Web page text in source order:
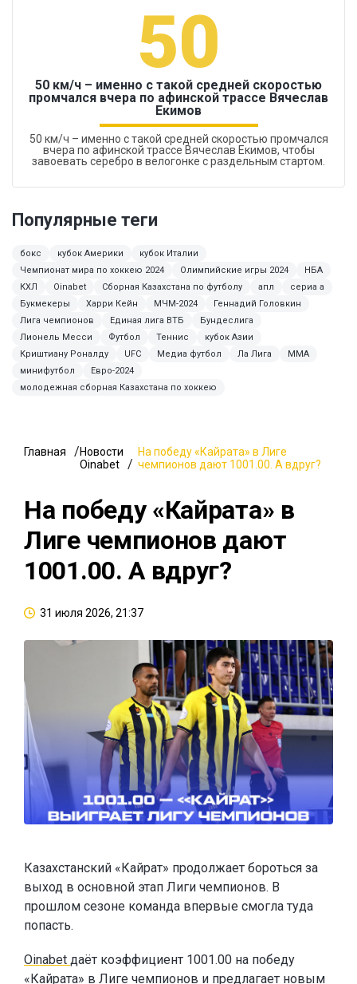
50
50 км/ч – именно с такой средней скоростью
промчался вчера по афинской трассе Вячеслав
Екимов
50 км/ч – именно с такой средней скоростью промчался
вчера по афинской трассе Вячеслав Екимов, чтобы
завоевать серебро в велогонке с раздельным стартом.
Популярные теги
бокс кубок Америки
кубок Италии
Чемпионат мира по хоккею 2024
Олимпийские игры 2024
НБА
КХЛ
Oinabet Сборная Казахстана по футболу апл
сериа а
Букмекеры
Харри Кейн МЧМ-2024
Геннадий Головкин
Лига чемпионов
Единая лига ВТБ
Бундеслига
Лионель Месси
Футбол Теннис
кубок Азии
Криштиану Роналду
UFC Медиа футбол Ла Лига
ММА
минифутбол
Евро-2024
молодежная сборная Казахстана по хоккею
Главная
Новости
Oinabet
На победу «Кайрата» в Лиге
чемпионов дают 1001.00. А вдруг?
На победу «Кайрата» в
Лиге чемпионов дают
1001.00. А вдруг?
31 июля 2026, 21:37
Казахстанский «Кайрат» продолжает бороться за
выход в основной этап Лиги чемпионов. В
прошлом сезоне команда впервые смогла туда
попасть.
Oinabet даёт коэффициент 1001.00 на победу
«Кайрата» в Лиге чемпионов и предлагает новым